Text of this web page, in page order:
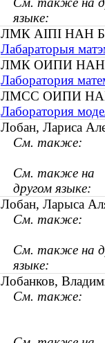
языке:
ЛМК АІПІ НАН
Лабараторыя
ЛМК ОИПИ НАН
Лаборатория
ЛМСС ОИПИ
Лаборатория
Лобан, Лариса
См. также:
См. также на
другом языке:
Лобан, Ларыса
См. также:
См. также на
языке:
Лобанков,
См. также: